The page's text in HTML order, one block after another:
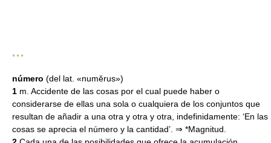
* * *
número (del lat. «numĕrus»)
1 m. Accidente de las cosas por el cual puede haber o
considerarse de ellas una sola o cualquiera de los conjuntos que
resultan de añadir a una otra y otra y otra, indefinidamente: ‘En las
cosas se aprecia el número y la cantidad’. ⇒ *Magnitud.